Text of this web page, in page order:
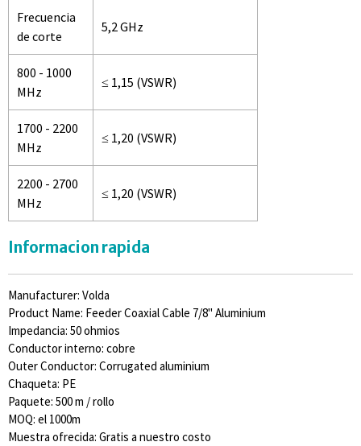
Frecuencia
de corte
5,2 GHz
800 - 1000
MHz
≤ 1,15 (VSWR)
1700 - 2200
MHz
≤ 1,20 (VSWR)
2200 - 2700
MHz
≤ 1,20 (VSWR)
Informacion rapida
Manufacturer: Volda
Product Name: Feeder Coaxial Cable 7/8" Aluminium
Impedancia: 50 ohmios
Conductor interno: cobre
Outer Conductor: Corrugated aluminium
Chaqueta: PE
Paquete: 500 m / rollo
MOQ: el 1000m
Muestra ofrecida: Gratis a nuestro costo